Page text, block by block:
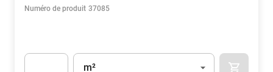
Numéro de produit 37085
Unité
m²